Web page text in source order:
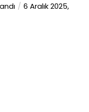
6 Aralık 2025,